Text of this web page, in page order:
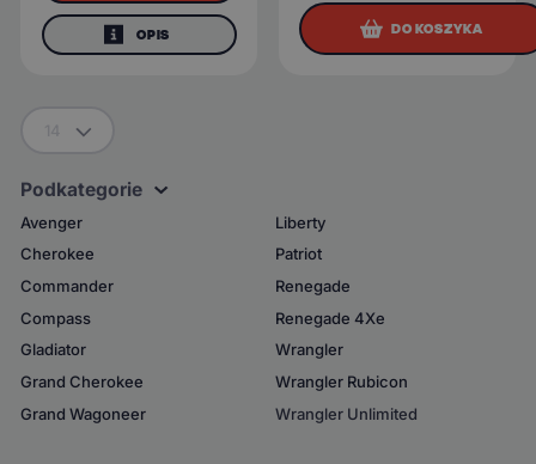
OPIS DO KOSZYKA
Podkategorie
Avenger
Cherokee
Commander
Compass
Gladiator
Grand Cherokee
Grand Wagoneer
Liberty
Patriot
Renegade
Renegade 4Xe
Wrangler
Wrangler Rubicon
Wrangler Unlimited